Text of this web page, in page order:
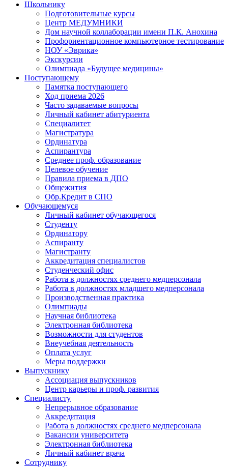
Школьнику
Подготовительные курсы
Центр МЕДУМНИКИ
Дом научной коллаборации имени П.К. Анохина
Профориентационное компьютерное тестирование
НОУ «Эврика»
Экскурсии
Олимпиада «Будущее медицины»
Поступающему
Памятка поступающего
Ход приема 2026
Часто задаваемые вопросы
Личный кабинет абитуриента
Специалитет
Магистратура
Ординатура
Аспирантура
Среднее проф. образование
Целевое обучение
Правила приема в ДПО
Общежития
Обр.Кредит в СПО
Обучающемуся
Личный кабинет обучающегося
Студенту
Ординатору
Аспиранту
Магистранту
Аккредитация специалистов
Студенческий офис
Работа в должностях среднего медперсонала
Работа в должностях младшего медперсонала
Производственная практика
Олимпиады
Научная библиотека
Электронная библиотека
Возможности для студентов
Внеучебная деятельность
Оплата услуг
Меры поддержки
Выпускнику
Ассоциация выпускников
Центр карьеры и проф. развития
Специалисту
Непрерывное образование
Аккредитация
Работа в должностях среднего медперсонала
Вакансии университета
Электронная библиотека
Личный кабинет врача
Сотруднику